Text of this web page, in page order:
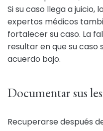
Si su caso llega a juicio,
expertos médicos
fortalecer su caso. La
resultar en que su caso
acuerdo bajo.
Documentar sus
Recuperarse después